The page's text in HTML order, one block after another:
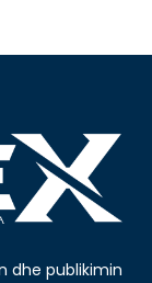
dhe publikimin